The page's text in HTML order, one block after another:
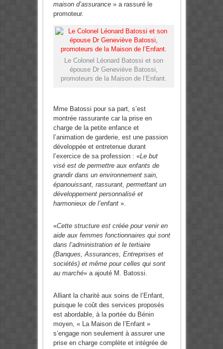
maison d’assurance» a rassuré le
promoteur.
Le Colonel Léonard Batossi et son
épouse Dr Geneviève Batossi,
promoteurs de la Maison de l’Enfant.
Mme Batossi pour sa part, s’est
montrée rassurante car la prise en
charge de la petite enfance et
l’animation de garderie, est une passion
développée et entretenue durant
l’exercice de sa profession : «Le but
visé est de permettre aux enfants de
grandir dans un environnement sain,
épanouissant, rassurant, permettant un
développement personnalisé et
harmonieux de l’enfant».
«Cette structure est créée pour venir en
aide aux femmes fonctionnaires qui sont
dans l’administration et le tertiaire
(Banques, Assurances, Entreprises et
sociétés) et même pour celles qui sont
au marché» a ajouté M. Batossi.
Alliant la charité aux soins de l’Enfant,
puisque le coût des services proposés
est abordable, à la portée du Bénin
moyen, « La Maison de l’Enfant »
s’engage non seulement à assurer une
prise en charge complète et intégrée de